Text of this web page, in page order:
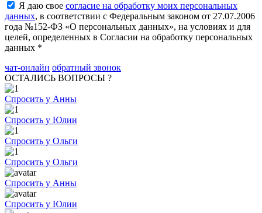
Я даю свое согласие на обработку моих персональных
данных, в соответствии с Федеральным законом от 27.07.2006
года №152-ФЗ «О персональных данных», на условиях и для
целей, определенных в Согласии на обработку персональных
данных *
чат-онлайн обратный звонок
ОСТАЛИСЬ ВОПРОСЫ ?
Спросить у Анны
Спросить у Юлии
Спросить у Ольги
Спросить у Ольги
Спросить у Анны
Спросить у Юлии